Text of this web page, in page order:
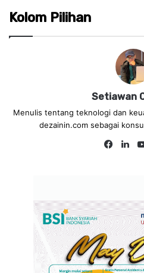
Kolom Pilihan
Setiawan
Menulis tentang teknologi dan
dezainin.com sebagai
Fa